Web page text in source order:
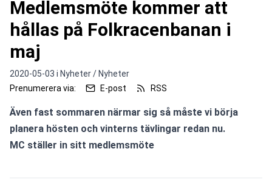
Medlemsmöte kommer att
hållas på Folkracenbanan i
maj
2020-05-03 i Nyheter / Nyheter
Prenumerera via:
E-post RSS
Även fast sommaren närmar sig så måste vi börja
planera hösten och vinterns tävlingar redan nu.
MC ställer in sitt medlemsmöte